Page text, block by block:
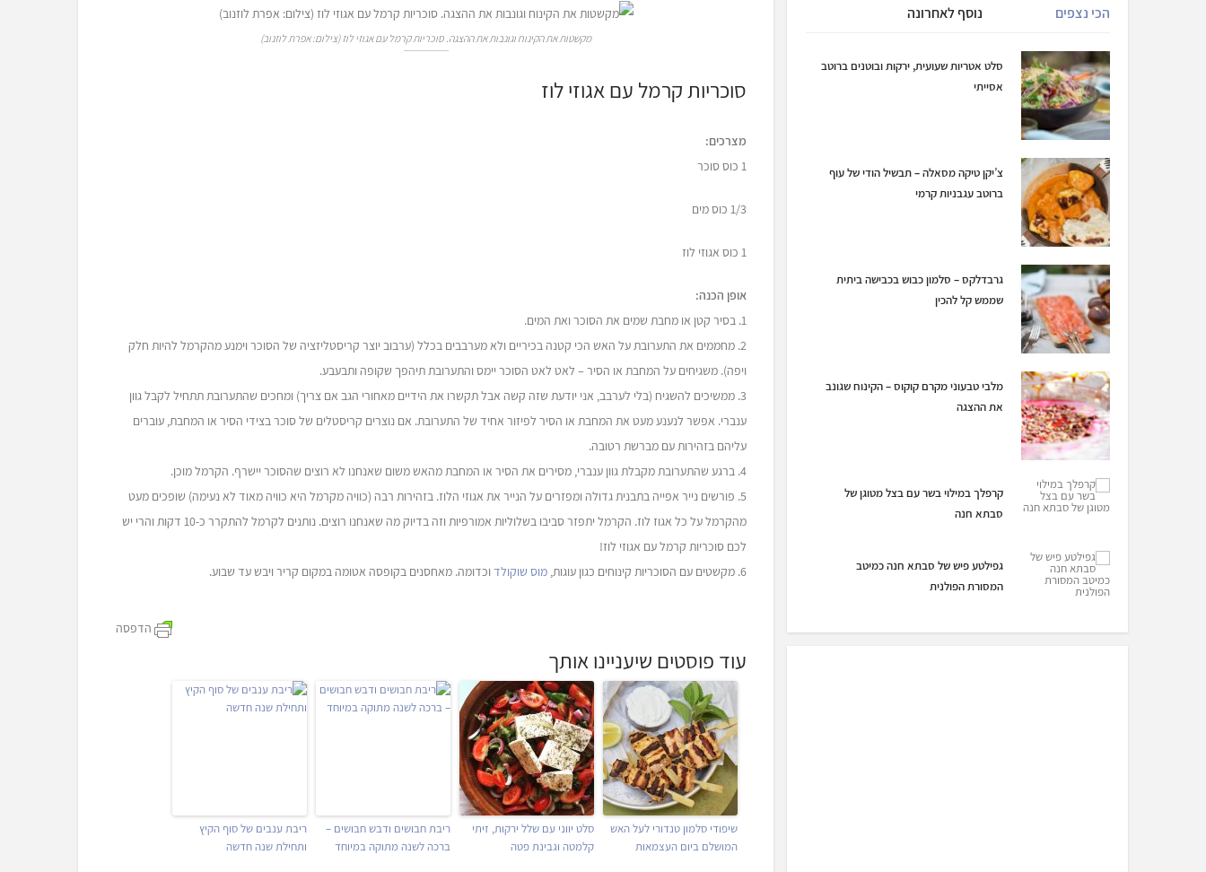
הכי נצפים נוסף לאחרונה
סלט אטריות שעועית, ירקות ובוטנים ברוטב
אסייתי
צ’יקן טיקה מסאלה – תבשיל הודי של עוף
ברוטב עגבניות קרמי
גרבדלקס – סלמון כבוש בכבישה ביתית
שממש קל להכין
מלבי טבעוני מקרם קוקוס – הקינוח שגונב
את ההצגה
קרפלך במילוי בשר עם בצל מטוגן של
סבתא חנה
גפילטע פיש של סבתא חנה כמיטב
המסורת הפולנית
מקשטות את הקינוח וגונבות את ההצגה. סוכריות קרמל עם אגוזי לוז (צילום: אפרת לוזנוב)
סוכריות קרמל עם אגוזי לוז
מצרכים:
1 כוס סוכר
1/3 כוס מים
1 כוס אגוזי לוז
אופן הכנה:
1. בסיר קטן או מחבת שמים את הסוכר ואת המים.
2. מחממים את התערובת על האש הכי קטנה בכיריים ולא מערבבים בכלל (ערבוב יוצר קריסטליזציה של הסוכר וימנע מהקרמל להיות חלק
ויפה). משגיחים על המחבת או הסיר – לאט לאט הסוכר יימס והתערובת תיהפך שקופה ותבעבע.
3. ממשיכים להשגיח (בלי לערבב, אני יודעת שזה קשה אבל תקשרו את הידיים מאחורי הגב אם צריך) ומחכים שהתערובת תתחיל לקבל גוון
ענברי. אפשר לנענע מעט את המחבת או הסיר לפיזור אחיד של התערובת. אם נוצרים קריסטלים של סוכר בצידי הסיר או המחבת, עוברים
עליהם בזהירות עם מברשת רטובה.
4. ברגע שהתערובת מקבלת גוון ענברי, מסירים את הסיר או המחבת מהאש משום שאנחנו לא רוצים שהסוכר יישרף. הקרמל מוכן.
5. פורשים נייר אפייה בתבנית גדולה ומפזרים על הנייר את אגוזי הלוז. בזהירות רבה (כוויה מקרמל היא כוויה מאוד לא נעימה) שופכים מעט
מהקרמל על כל אגוז לוז. הקרמל יתפזר סביבו בשלוליות אמורפיות וזה בדיוק מה שאנחנו רוצים. נותנים לקרמל להתקרר כ-10 דקות והרי יש
לכם סוכריות קרמל עם אגוזי לוז!
6. מקשטים עם הסוכריות קינוחים כגון עוגות,
מוס שוקולדוכדומה. מאחסנים בקופסה אטומה במקום קריר ויבש עד שבוע.
הדפסה
עוד פוסטים שיעניינו אותך
שיפודי סלמון טנדורי לעל האש
המושלם ביום העצמאות
סלט יווני עם שלל ירקות, זיתי
קלמטה וגבינת פטה
ריבת חבושים ודבש חבושים –
ברכה לשנה מתוקה במיוחד
ריבת ענבים של סוף הקיץ
ותחילת שנה חדשה